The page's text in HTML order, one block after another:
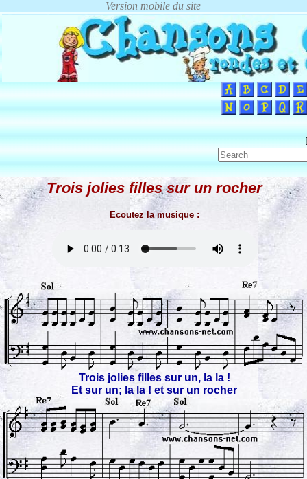
Trois jolies filles sur un rocher
Ecoutez la musique :
Trois jolies filles sur un, la la !
Et sur un; la la ! et sur un rocher